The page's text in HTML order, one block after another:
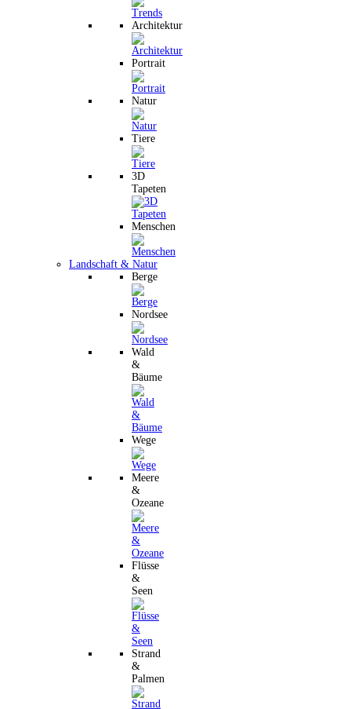
Architektur
Portrait
Natur
Tiere
3D
Tapeten
Menschen
Landschaft & Natur
Berge
Nordsee
Wald
&
Bäume
Wege
Meere
&
Ozeane
Flüsse
&
Seen
Strand
&
Palmen